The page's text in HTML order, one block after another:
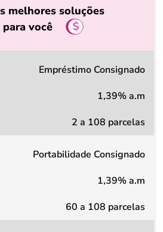
melhores soluções
você
Empréstimo Consignado
1,39% a.m
2 a 108 parcelas
Portabilidade Consignado
1,39% a.m
60 a 108 parcelas